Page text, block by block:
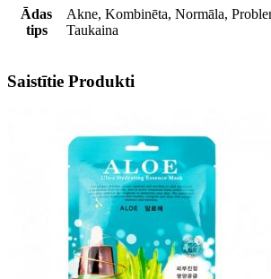
Ādas
tips
Akne, Kombinēta, Normāla,
Taukaina
Saistītie Produkti